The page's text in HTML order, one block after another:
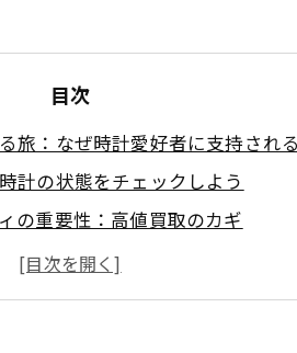
目次
旅：なぜ時計愛好者に支持され
計の状態をチェックしよう
の重要性：高値買取のカギ
ント：タバー時計の価値を引き出
：正確な評価を受けるために